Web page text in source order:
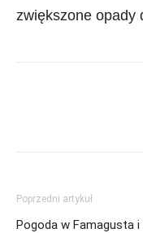
zwiększone opady
Poprzedni artykuł
Pogoda w Famagusta i